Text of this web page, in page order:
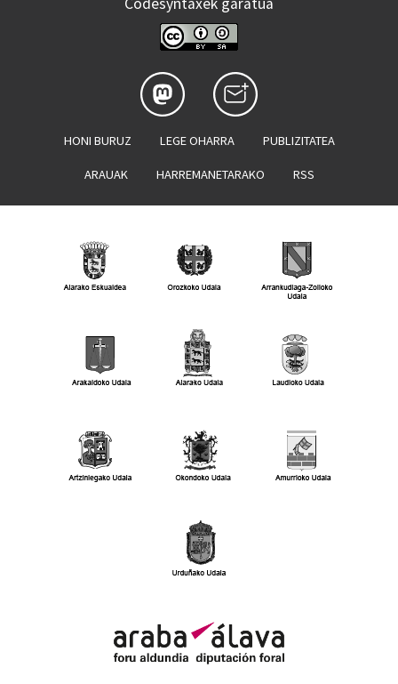
HONI BURUZ LEGE OHARRA PUBLIZITATEA
ARAUAK HARREMANETARAKO RSS